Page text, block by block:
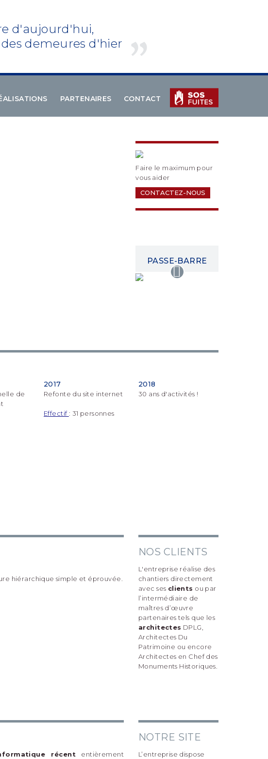
d'aujourd'hui,
demeures d'hier
PARTENAIRES CONTACT
Faire le maximum pour
vous aider
CONTACTEZ-NOUS
PASSE-BARRE
de
2017
Refonte du site internet
Effectif: 31 personnes
2018
30 ans d'activités !
hiérarchique simple et éprouvée.
NOS CLIENTS
L'entreprise réalise des
chantiers directement
avec ses clients ou par
l’intermédiaire de
maîtres d’œuvre
partenaires tels que les
architectes DPLG,
Architectes Du
Patrimoine ou encore
Architectes en Chef des
Monuments Historiques.
récent entièrement
NOTRE SITE
L’entreprise dispose